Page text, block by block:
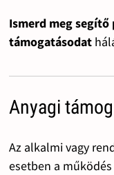
Ismerd meg
támogatásodat
Anyagi
Az alkalmi vagy
esetben a